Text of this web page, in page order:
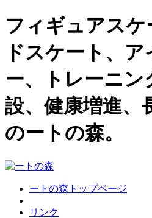
フィギュアス
ドスケート、
ー、トレーニン
設、健康増進、
のートの森。
ートの森トップページ
リンク